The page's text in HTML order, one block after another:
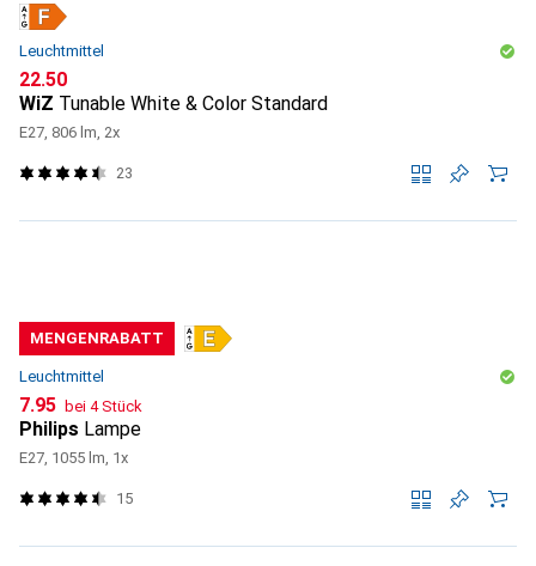
Leuchtmittel
CHF
22.50
WiZ Tunable White & Color Standard
E27, 806 lm, 2x
23
MENGENRABATT
Leuchtmittel
CHF
7.95 bei 4 Stück
Philips Lampe
E27, 1055 lm, 1x
15